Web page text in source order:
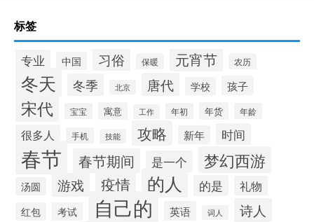
标签
专业 中国 习俗 保暖 元宵节 农历
冬天 冬季 北京 唐代 学校 孩子
宋代 宝宝 寓意 工作 年初 年货 年龄
很多人 手机 技能 攻略 新年 时间
春节 春节期间 是一个 梦幻西游
汤圆 游戏 疫情 的人 的是 礼物
红包 考试 自己的 英语 词人 诗人